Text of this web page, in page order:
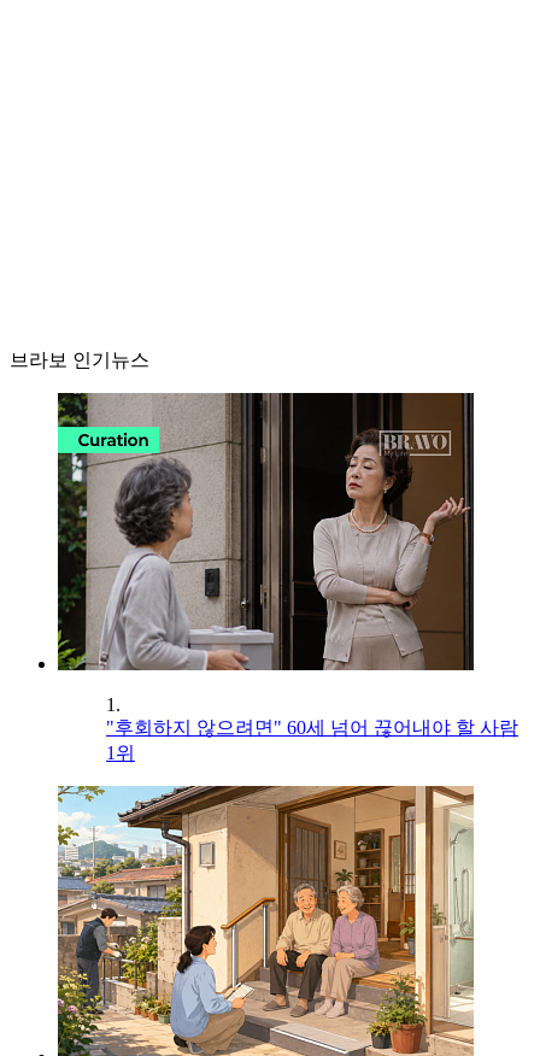
브라보 인기뉴스
1.
"후회하지 않으려면" 60세 넘어 끊어내야 할 사람
1위